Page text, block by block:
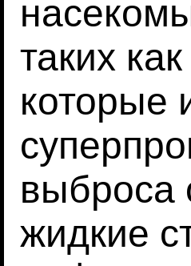
таких
которые
выброса
жидкие